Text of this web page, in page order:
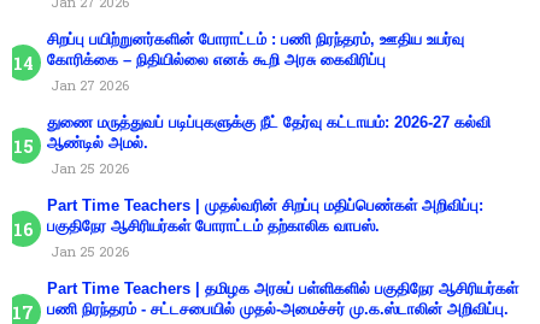
சிறப்பு பயிற்றுனர்களின் போராட்டம் : பணி நிரந்தரம், ஊதிய உயர்வு
கோரிக்கை – நிதியில்லை எனக் கூறி அரசு கைவிரிப்பு
Jan 27 2026
துணை மருத்துவப் படிப்புகளுக்கு நீட் தேர்வு கட்டாயம்: 2026-27 கல்வி
ஆண்டில் அமல்.
Jan 25 2026
Part Time Teachers | முதல்வரின் சிறப்பு மதிப்பெண்கள் அறிவிப்பு:
பகுதிநேர ஆசிரியர்கள் போராட்டம் தற்காலிக வாபஸ்.
Jan 25 2026
Part Time Teachers | தமிழக அரசுப் பள்ளிகளில் பகுதிநேர ஆசிரியர்கள்
பணி நிரந்தரம் - சட்டசபையில் முதல்-அமைச்சர் மு.க.ஸ்டாலின் அறிவிப்பு.